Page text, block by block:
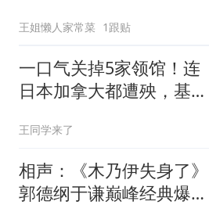
王姐懒人家常菜 1跟贴
一口气关掉5家领馆！连
日本加拿大都遭殃，基辛
王同学来了
相声：《木乃伊失身了》
郭德纲于谦巅峰经典爆笑